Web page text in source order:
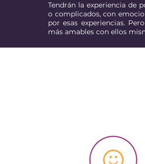
Tendrán la experiencia de
o complicados, con
por esas experiencias.
más amables con ellos